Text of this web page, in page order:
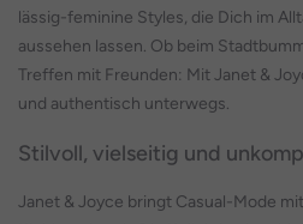
lässig-feminine Styles, die Dich im
aussehen lassen. Ob beim
Treffen mit Freunden: Mit Janet &
und authentisch unterwegs.
Stilvoll, vielseitig und
Janet & Joyce bringt Casual-Mode